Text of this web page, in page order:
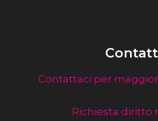
Contattaci per
Richiesta diritto